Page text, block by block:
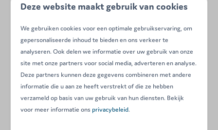
is geschikt voor maximaal 6 personen en is gelegen op
een ruim, afgebakend perceel dat u optimale privacy
biedt. Een idyllische uitvalsbasis voor een onvergetelijke
vakantie met het gezin of met vrienden, waar luxe,
comfort en rust naadloos samenkomen.
De belangrijkste kenmerken van uw Taos
accommodatie:
Deze website maakt gebruik van cookies
We gebruiken cookies voor een optimale gebruikservaring, om
gepersonaliseerde inhoud te bieden en ons verkeer te
analyseren. Ook delen we informatie over uw gebruik van onze
site met onze partners voor social media, adverteren en analyse.
Deze partners kunnen deze gegevens combineren met andere
informatie die u aan ze heeft verstrekt of die ze hebben
verzameld op basis van uw gebruik van hun diensten. Bekijk
voor meer informatie ons privacybeleid.